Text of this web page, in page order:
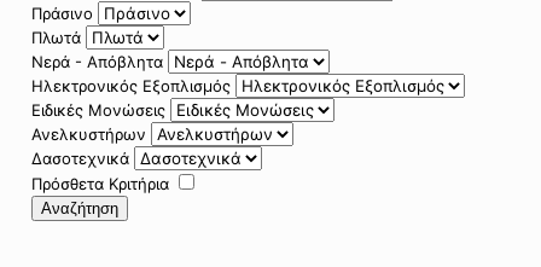
Πράσινο
Πλωτά
Νερά - Απόβλητα
Ηλεκτρονικός Εξοπλισμός
Ειδικές Μονώσεις
Ανελκυστήρων
Δασοτεχνικά
Πρόσθετα Κριτήρια
Αναζήτηση